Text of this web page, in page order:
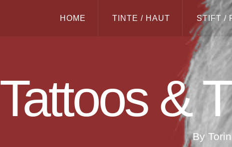
HOME TINTE / HAUT STIFT /
Tattoos &
By